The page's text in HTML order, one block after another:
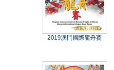
2019澳門國際龍舟賽